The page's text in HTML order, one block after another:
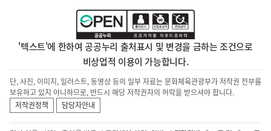
'텍스트'에 한하여 공공누리 출처표시 및 변경을 금하는 조건으로
비상업적 이용이 가능합니다.
단, 사진, 이미지, 일러스트, 동영상 등의 일부 자료는 문화체육관광부가 저작권 전부를
보유하고 있지 아니하므로, 반드시 해당 저작권자의 허락을 받으셔야 합니다.
저작권정책
담당자안내